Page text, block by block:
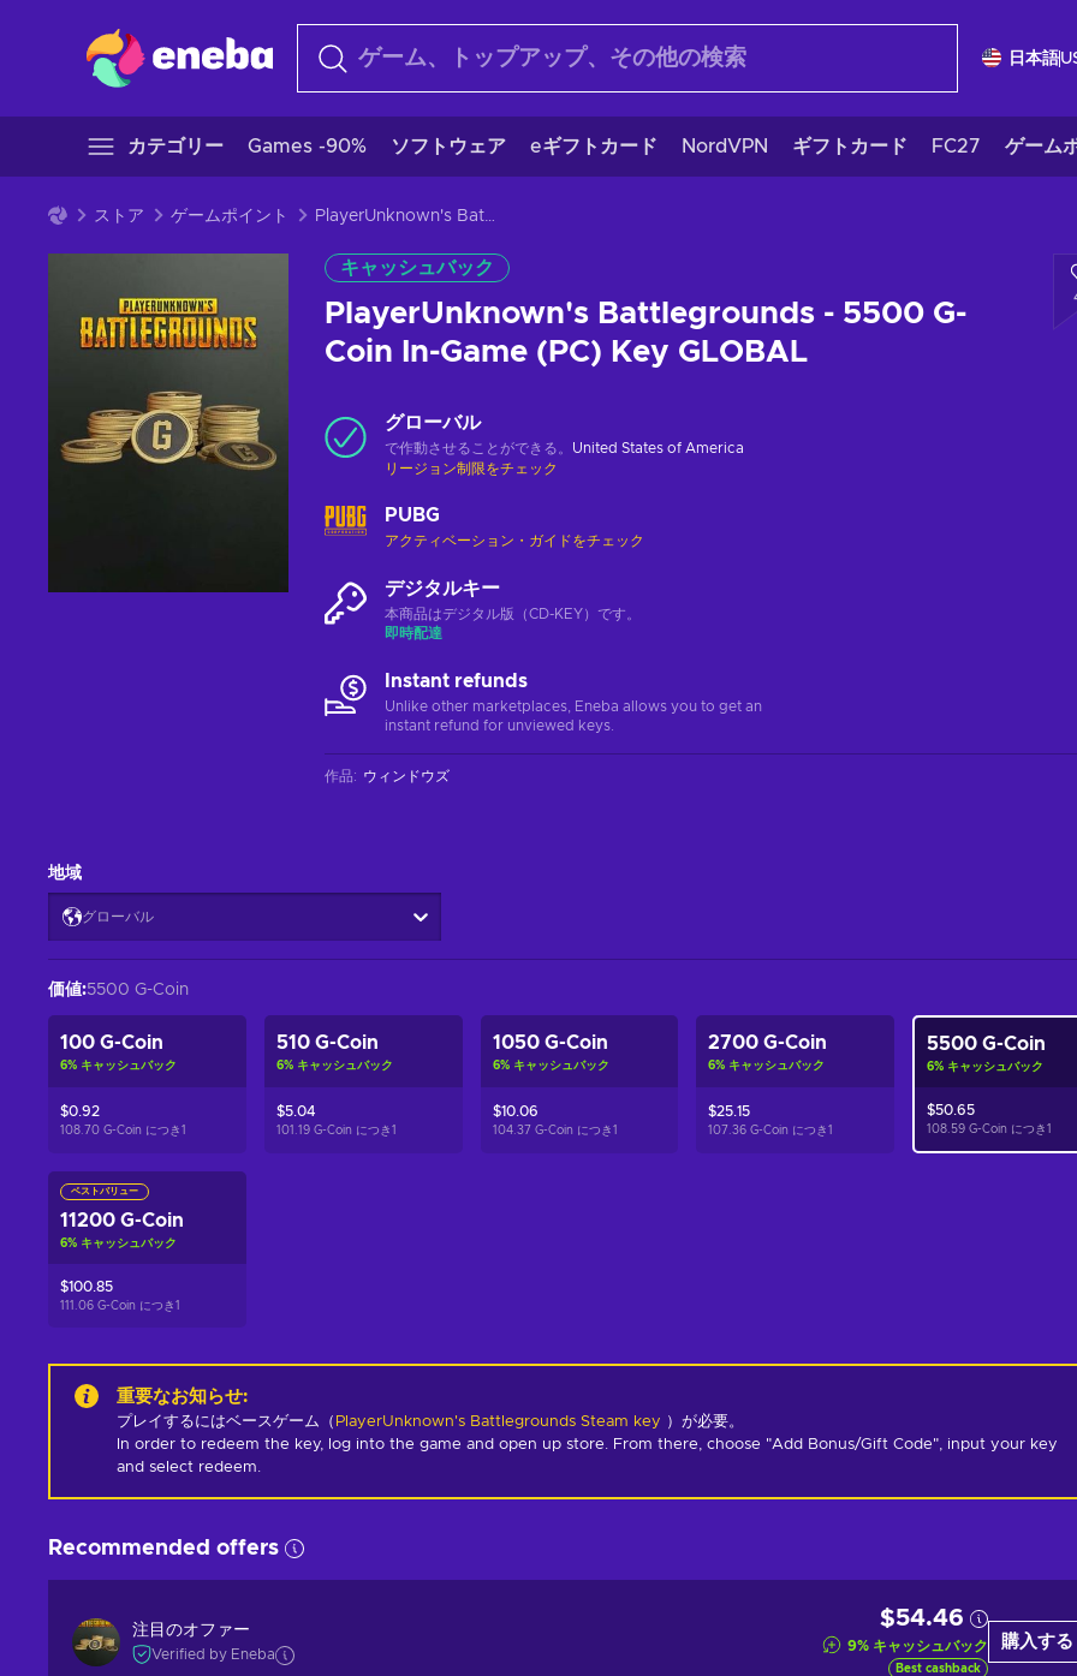
日本語
カテゴリー Games -90% ソフトウェア eギフトカード NordVPN ギフトカード FC27 ゲーム
ストア ゲームポイント PlayerUnknown's Battlegrounds - 5500 G-Coin In-Game (PC) Key GLOBAL
キャッシュバック
PlayerUnknown's Battlegrounds - 5500 G-
Coin In-Game (PC) Key GLOBAL
グローバル
で作動させることができる。 United States of America
リージョン制限をチェック
PUBG
アクティベーション・ガイドをチェック
デジタルキー
本商品はデジタル版（CD-KEY）です。
即時配達
Instant refunds
Unlike other marketplaces, Eneba allows you to get an
instant refund for unviewed keys.
作品: ウィンドウズ
地域
グローバル
価値:5500 G-Coin
100 G-Coin
6% キャッシュバック
$0.92
108.70 G-Coin につき 1
510 G-Coin
6% キャッシュバック
$5.04
101.19 G-Coin につき 1
1050 G-Coin
6% キャッシュバック
$10.06
104.37 G-Coin につき 1
2700 G-Coin
6% キャッシュバック
$25.15
107.36 G-Coin につき1
5500 G-Coin
6% キャッシュバック
$50.65
108.59 G-Coin につき1
ベストバリュー
11200 G-Coin
6% キャッシュバック
$100.85
111.06 G-Coin につき 1
重要なお知らせ:
プレイするにはベースゲーム（ PlayerUnknown's Battlegrounds Steam key ）が必要。
In order to redeem the key, log into the game and open up store. From there, choose "Add Bonus/Gift Code", input your key
and select redeem.
Recommended offers
注目のオファー
Verified by Eneba
$54.46
9% キャッシュバック
Best cashback
購入する